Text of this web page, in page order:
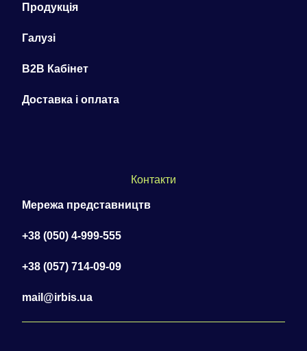
Продукція
Галузі
B2B Кабінет
Доставка і оплата
Контакти
Мережа представництв
+38 (050) 4-999-555
+38 (057) 714-09-09
mail@irbis.ua